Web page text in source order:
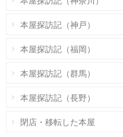
本屋探訪記（神戸）
本屋探訪記（福岡）
本屋探訪記（群馬）
本屋探訪記（長野）
閉店・移転した本屋